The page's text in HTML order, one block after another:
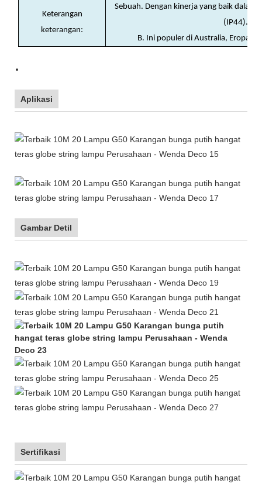
Keterangan
keterangan:
Sebuah. Dengan kinerja yang baik dalam
(IP44).
B. Ini populer di Australia, Eropa,
Aplikasi
Gambar Detil
Sertifikasi